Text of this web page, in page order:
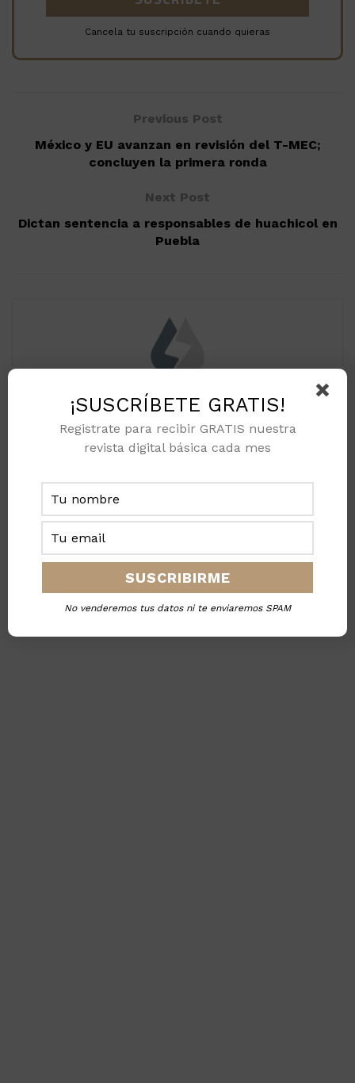
Cancela tu suscripción cuando quieras
Previous Post
México y EU avanzan en revisión del T-MEC;
concluyen la primera ronda
Next Post
Dictan sentencia a responsables de huachicol en
Puebla
Staff Industry & Energy Magazine
Equipo de redacción de Oil & Gas Magazine,
nos gusta escribir sobre temas del sector
ESTE MES EN INDUSTRY & ENERGY MAGAZINE
¡SUSCRÍBETE GRATIS!
Registrate para recibir GRATIS nuestra
revista digital básica cada mes
No venderemos tus datos ni te enviaremos SPAM